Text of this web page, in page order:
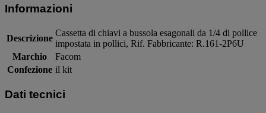
Informazioni
Descrizione
Cassetta di chiavi a bussola esagonali da 1/4 di pollice
impostata in pollici, Rif. Fabbricante: R.161-2P6U
Marchio
Facom
Confezione il kit
Dati tecnici